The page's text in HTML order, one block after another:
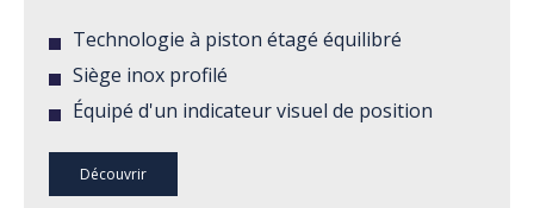
Technologie à piston étagé équilibré
Siège inox profilé
Équipé d'un indicateur visuel de position
Découvrir